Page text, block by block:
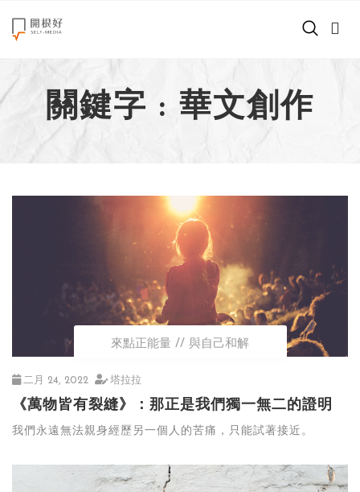
來點正能量
世界在想什麼
創造美好生活
關於我們
關鍵字 : 華文創作
來點正能量 與自己和解
二月 24, 2022 塔拉拉
《萬物皆有裂縫》：那正是我們獨一無二的證明
我們永遠無法親身經歷另一個人的苦痛，只能試著接近。